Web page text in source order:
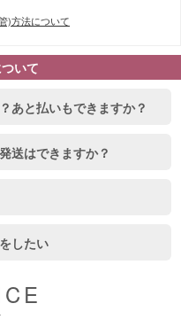
)方法について
いて
あと払いもできますか？
送はできますか？
したい